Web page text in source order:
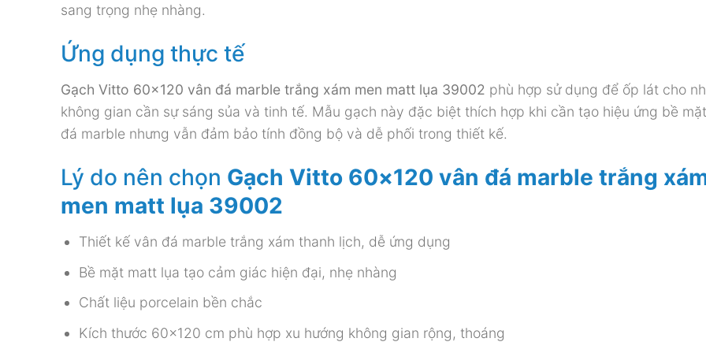
sang trọng nhẹ nhàng.
Ứng dụng thực tế
Gạch Vitto 60×120 vân đá marble trắng xám men matt lụa 39002 phù hợp sử dụng để ốp lát cho
không gian cần sự sáng sủa và tinh tế. Mẫu gạch này đặc biệt thích hợp khi cần tạo hiệu ứng bề
đá marble nhưng vẫn đảm bảo tính đồng bộ và dễ phối trong thiết kế.
Lý do nên chọn Gạch Vitto 60×120 vân đá marble trắng
men matt lụa 39002
Thiết kế vân đá marble trắng xám thanh lịch, dễ ứng dụng
Bề mặt matt lụa tạo cảm giác hiện đại, nhẹ nhàng
Chất liệu porcelain bền chắc
Kích thước 60×120 cm phù hợp xu hướng không gian rộng, thoáng